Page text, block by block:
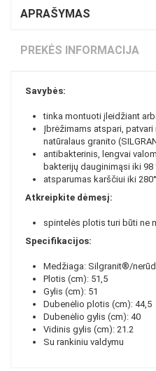
APRAŠYMAS
PREKĖS INFORMACIJA
Savybės:
tinka montuoti įleidžiant
Įbrėžimams atspari,
natūralaus granito
antibakterinis, lengvai
bakterijų dauginimąsi iki 98
atsparumas karščiui iki
Atkreipkite dėmesį:
spintelės plotis turi būti ne
Specifikacijos:
Medžiaga: Silgranit®/
Plotis (cm): 51,5
Gylis (cm): 51
Dubenėlio plotis (cm): 44,5
Dubenėlio gylis (cm): 40
Vidinis gylis (cm): 21.2
Su rankiniu valdymu